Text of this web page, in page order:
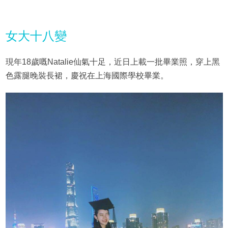
女大十八變
現年18歲嘅Natalie仙氣十足，近日上載一批畢業照，穿上黑
色露腿晚裝長裙，慶祝在上海國際學校畢業。